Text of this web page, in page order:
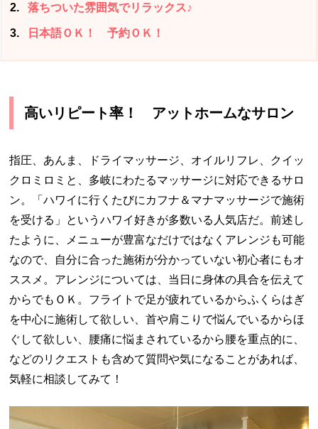
2 落ちついた雰囲気でリラックス♪
3 日本語ＯＫ！ 予約ＯＫ！
高いリピート率！ アットホームなサロン
指圧、あんま、ドライマッサージ、オイルリフレ、クイッ
クロミロミと、多岐にわたるマッサージに対応できるサロ
ン。「ハワイに行くたびにカフナ＆マナマッサージで施術
を受ける」というハワイ好きが多数いる人気店だ。前述し
たように、メニューが豊富なだけではなくアレンジも可能
なので、自分に合った施術が分かっていない初心者にもオ
ススメ。アレンジについては、当日に身体の具合を伝えて
からでもＯＫ。フライトで足が疲れているからふくらはぎ
を中心に施術して欲しい、首や肩こりで悩んでいるからほ
ぐして欲しい、腰痛に悩まされているから腰を重点的に、
などのリクエストも含めて質問や気になることがあれば、
気軽に相談してみて！